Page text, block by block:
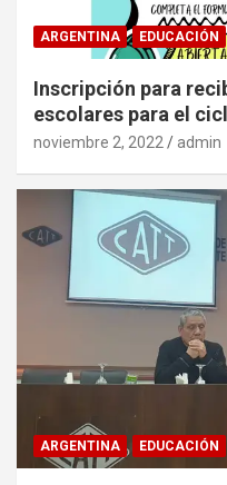
ARGENTINA EDUCACIÓN
Inscripción para
escolares para el
noviembre 2, 2022 admin
ARGENTINA EDUCACIÓN